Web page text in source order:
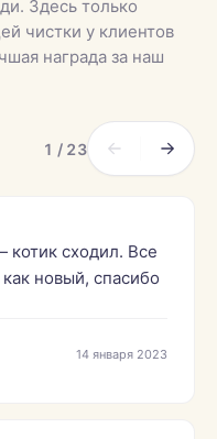
Здесь только
чистки у клиентов
награда за наш
1 / 23
котик сходил. Все
новый, спасибо
14 января 2023